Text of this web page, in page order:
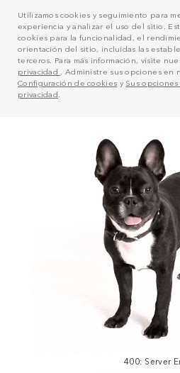
Utilizamos cookies y seguimiento para
experiencia y analizar el uso del sitio.
cookies para la funcionalidad, el
orientación del sitio, incluidas las
terceros. Para más información, visite
privacidad
. Administre sus opciones en
Configuración de cookies y Sus opciones
privacidad
400: Server